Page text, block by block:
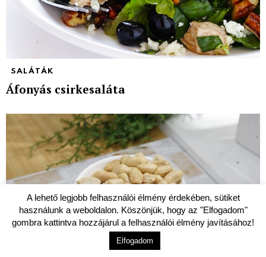
SALÁTÁK
Áfonyás csirkesaláta
A lehető legjobb felhasználói élmény érdekében, sütiket
használunk a weboldalon. Köszönjük, hogy az "Elfogadom"
gombra kattintva hozzájárul a felhasználói élmény javításához!
Elfogadom